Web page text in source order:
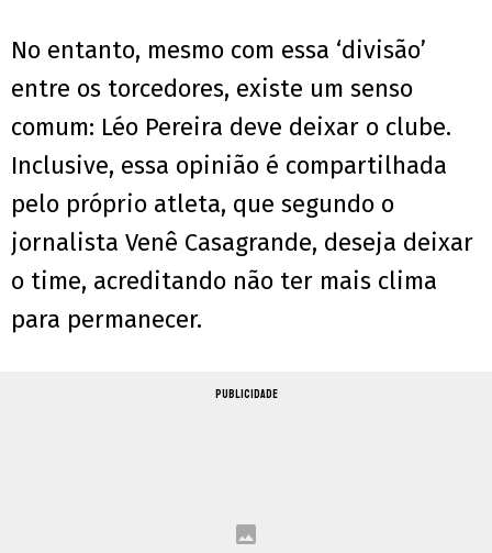
No entanto, mesmo com essa ‘divisão’
entre os torcedores, existe um senso
comum: Léo Pereira deve deixar o clube.
Inclusive, essa opinião é compartilhada
pelo próprio atleta, que segundo o
jornalista Venê Casagrande, deseja deixar
o time, acreditando não ter mais clima
para permanecer.
PUBLICIDADE